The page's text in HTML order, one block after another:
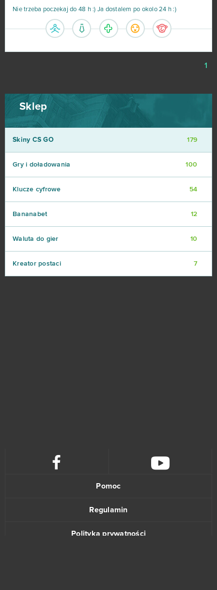
Nie trzeba poczekaj do 48 h :) Ja dostalem po okolo 24 h :)
1
Sklep
Skiny CS GO 179
Gry i doładowania 100
Klucze cyfrowe 54
Bananabet 12
Waluta do gier 10
Kreator postaci 7
Pomoc
Regulamin
Polityka prywatności